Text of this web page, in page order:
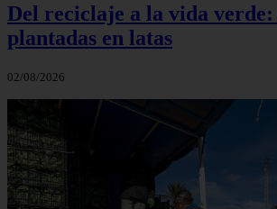
Del reciclaje a la vida verde:
plantadas en latas
02/08/2026